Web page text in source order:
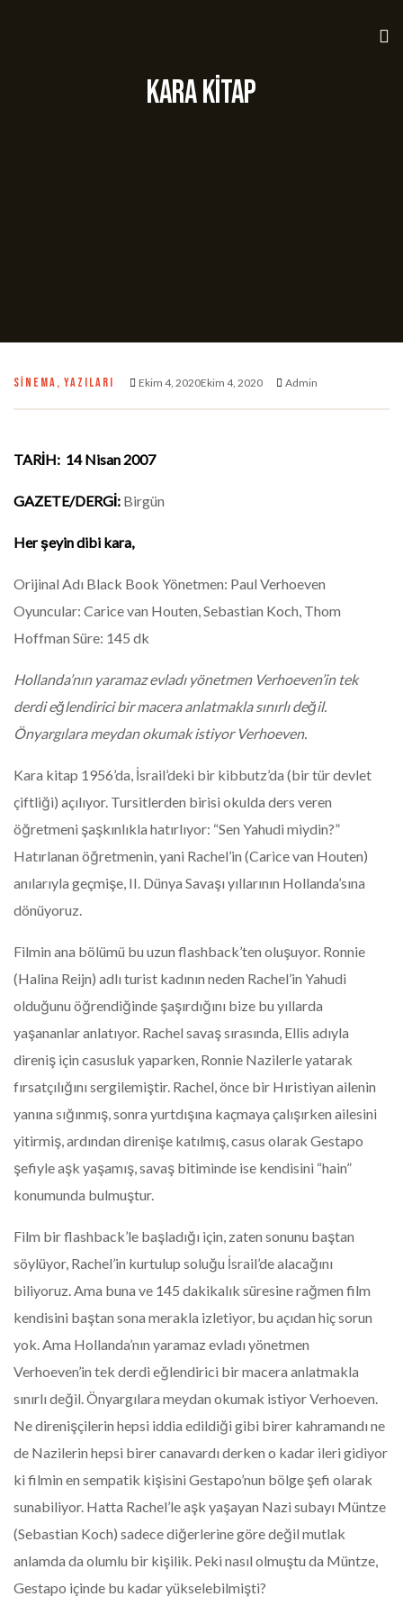
Kara Kitap
SINEMA, YAZILARI Ekim 4, 2020Ekim 4, 2020 Admin
TARİH: 14 Nisan 2007
GAZETE/DERGİ: Birgün
Her şeyin dibi kara,
Orijinal Adı Black Book Yönetmen: Paul Verhoeven
Oyuncular: Carice van Houten, Sebastian Koch, Thom
Hoffman Süre: 145 dk
Hollanda’nın yaramaz evladı yönetmen Verhoeven’in tek
derdi eğlendirici bir macera anlatmakla sınırlı değil.
Önyargılara meydan okumak istiyor Verhoeven.
Kara kitap 1956’da, İsrail’deki bir kibbutz’da (bir tür devlet
çiftliği) açılıyor. Tursitlerden birisi okulda ders veren
öğretmeni şaşkınlıkla hatırlıyor: “Sen Yahudi miydin?”
Hatırlanan öğretmenin, yani Rachel’in (Carice van Houten)
anılarıyla geçmişe, II. Dünya Savaşı yıllarının Hollanda’sına
dönüyoruz.
Filmin ana bölümü bu uzun flashback’ten oluşuyor. Ronnie
(Halina Reijn) adlı turist kadının neden Rachel’in Yahudi
olduğunu öğrendiğinde şaşırdığını bize bu yıllarda
yaşananlar anlatıyor. Rachel savaş sırasında, Ellis adıyla
direniş için casusluk yaparken, Ronnie Nazilerle yatarak
fırsatçılığını sergilemiştir. Rachel, önce bir Hıristiyan ailenin
yanına sığınmış, sonra yurtdışına kaçmaya çalışırken ailesini
yitirmiş, ardından direnişe katılmış, casus olarak Gestapo
şefiyle aşk yaşamış, savaş bitiminde ise kendisini “hain”
konumunda bulmuştur.
Film bir flashback’le başladığı için, zaten sonunu baştan
söylüyor, Rachel’in kurtulup soluğu İsrail’de alacağını
biliyoruz. Ama buna ve 145 dakikalık süresine rağmen film
kendisini baştan sona merakla izletiyor, bu açıdan hiç sorun
yok. Ama Hollanda’nın yaramaz evladı yönetmen
Verhoeven’in tek derdi eğlendirici bir macera anlatmakla
sınırlı değil. Önyargılara meydan okumak istiyor Verhoeven.
Ne direnişçilerin hepsi iddia edildiği gibi birer kahramandı ne
de Nazilerin hepsi birer canavardı derken o kadar ileri gidiyor
ki filmin en sempatik kişisini Gestapo’nun bölge şefi olarak
sunabiliyor. Hatta Rachel’le aşk yaşayan Nazi subayı Müntze
(Sebastian Koch) sadece diğerlerine göre değil mutlak
anlamda da olumlu bir kişilik. Peki nasıl olmuştu da Müntze,
Gestapo içinde bu kadar yükselebilmişti?